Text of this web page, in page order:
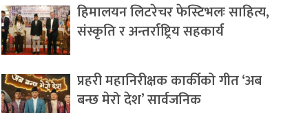
हिमालयन लिटरेचर फेस्टिभलः साहित्य,
संस्कृति र अन्तर्राष्ट्रिय सहकार्य
प्रहरी महानिरीक्षक कार्कीको गीत ‘अब
बन्छ मेरो देश’ सार्वजनिक